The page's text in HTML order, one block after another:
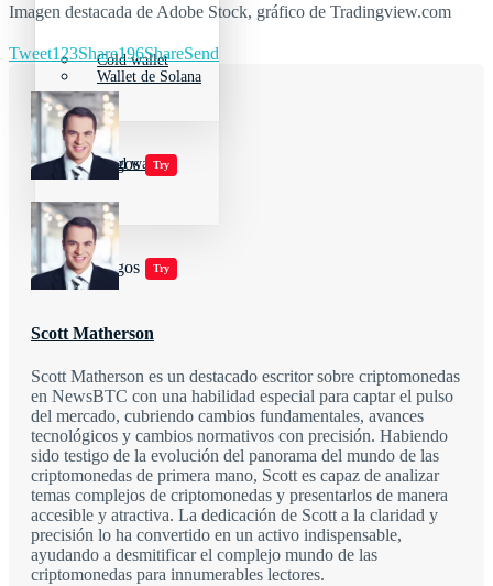
Cold wallet
Jugar juegos Try
Wallet de Solana
Cold wallet
Jugar juegos Try
Imagen destacada de Adobe Stock, gráfico de Tradingview.com
Tweet123Share196ShareSend
Scott Matherson
Scott Matherson es un destacado escritor sobre criptomonedas
en NewsBTC con una habilidad especial para captar el pulso
del mercado, cubriendo cambios fundamentales, avances
tecnológicos y cambios normativos con precisión. Habiendo
sido testigo de la evolución del panorama del mundo de las
criptomonedas de primera mano, Scott es capaz de analizar
temas complejos de criptomonedas y presentarlos de manera
accesible y atractiva. La dedicación de Scott a la claridad y
precisión lo ha convertido en un activo indispensable,
ayudando a desmitificar el complejo mundo de las
criptomonedas para innumerables lectores.